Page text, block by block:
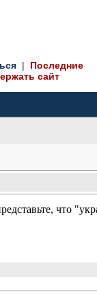
| Последние
сайт
что